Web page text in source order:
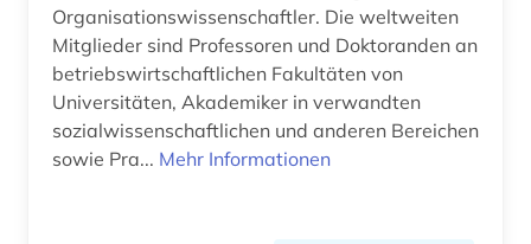
bundesfinanzhof (1)
bundeshaushalt (1)
bundeshaushaltsrecht (1)
business (9)
Organisationswissenschaftler. Die weltweiten
Mitglieder sind Professoren und Doktoranden an
betriebswirtschaftlichen Fakultäten von
Universitäten, Akademiker in verwandten
sozialwissenschaftlichen und anderen Bereichen
sowie Pra... Mehr Informationen